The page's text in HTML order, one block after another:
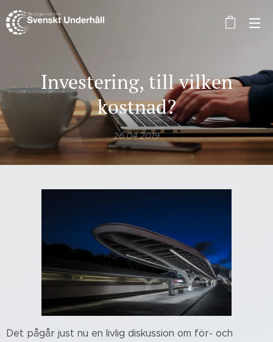
Investering, till vilken
kostnad?
26.04.2019
Det pågår just nu en livlig diskussion om för- och